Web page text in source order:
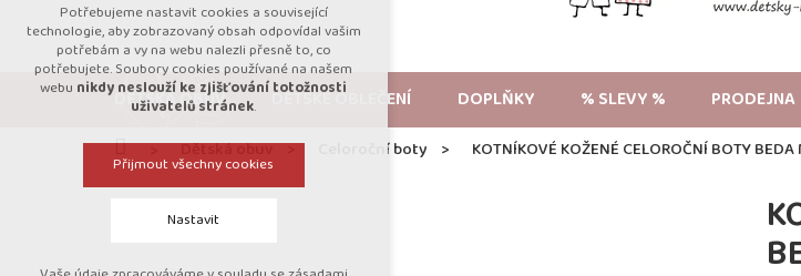
DĚTSKÁ OBUV DĚTSKÉ OBLEČENÍ DOPLŇKY % SLEVY % PRODEJNA
DomůDětská obuv Celoroční boty KOTNÍKOVÉ KOŽENÉ CELOROČNÍ BOTY
Potřebujeme nastavit cookies a související
technologie, aby zobrazovaný obsah odpovídal vašim
potřebám a vy na webu nalezli přesně to, co
potřebujete. Soubory cookies používané na našem
webu nikdy neslouží ke zjišťování totožnosti
uživatelů stránek.
Přijmout všechny cookies
Nastavit